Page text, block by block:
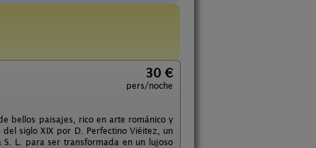
30 €
pers/noche
bellos paisajes, rico en arte románico y
siglo XIX por D. Perfectino Viéitez, un
L. para ser transformada en un lujoso